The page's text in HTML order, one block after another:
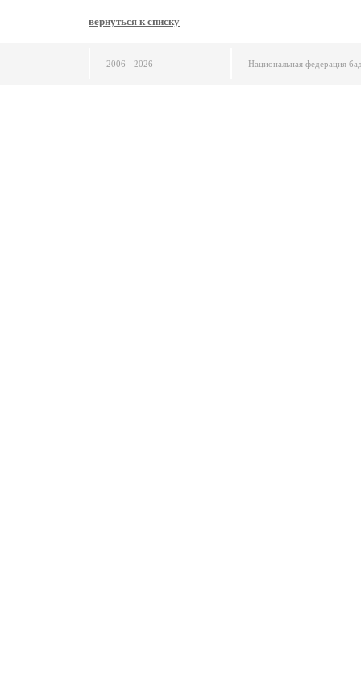
вернуться к списку
2006 - 2026 Национальная федерация